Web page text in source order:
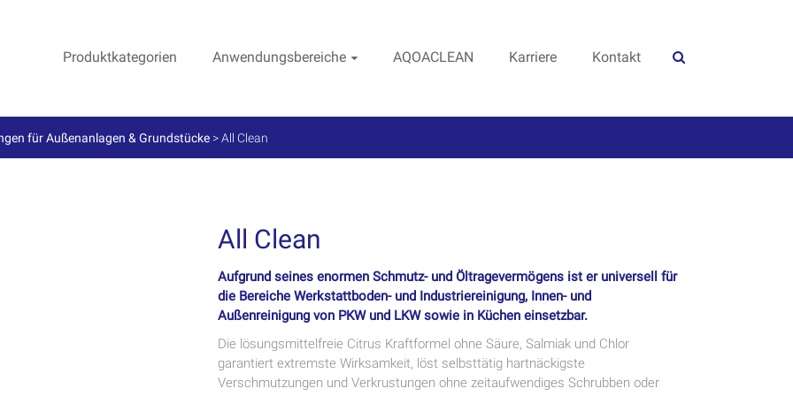
Produktkategorien Anwendungsbereiche AQOACLEAN Karriere Kontakt
für Außenanlagen & Grundstücke >All Clean
All Clean
Aufgrund seines enormen Schmutz- und Öltragevermögens ist er universell für
die Bereiche Werkstattboden- und Industriereinigung, Innen- und
Außenreinigung von PKW und LKW sowie in Küchen einsetzbar.
Die lösungsmittelfreie Citrus Kraftformel ohne Säure, Salmiak und Chlor
garantiert extremste Wirksamkeit, löst selbsttätig hartnäckigste
Verschmutzungen und Verkrustungen ohne zeitaufwendiges Schrubben oder